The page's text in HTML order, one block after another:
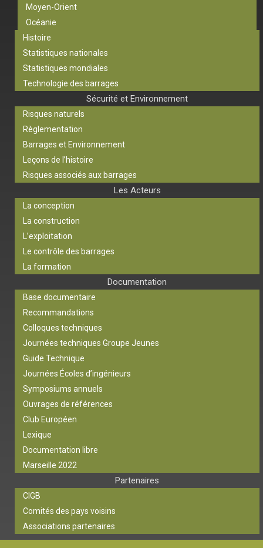
Moyen-Orient
Océanie
Histoire
Statistiques nationales
Statistiques mondiales
Technologie des barrages
Sécurité et Environnement
Risques naturels
Règlementation
Barrages et Environnement
Leçons de l’histoire
Risques associés aux barrages
Les Acteurs
La conception
La construction
L’exploitation
Le contrôle des barrages
La formation
Documentation
Base documentaire
Recommandations
Colloques techniques
Journées techniques Groupe Jeunes
Guide Technique
Journées Écoles d’ingénieurs
Symposiums annuels
Ouvrages de références
Club Européen
Lexique
Documentation libre
Marseille 2022
Partenaires
CIGB
Comités des pays voisins
Associations partenaires